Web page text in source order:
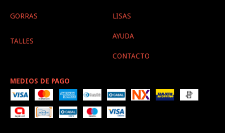
GORRAS LISAS
TALLES
AYUDA
CONTACTO
MEDIOS DE PAGO